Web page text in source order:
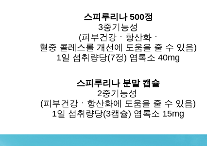
스피루리나 500정
3중기능성
(피부건강ㆍ항산화ㆍ
혈중 콜레스롤 개선에 도움을 줄 수 있음)
1일 섭취량당(7정) 엽록소 40mg
스피루리나 분말 캡슐
2중기능성
(피부건강ㆍ항산화에 도움을 줄 수 있음)
1일 섭취량당(3캡슐) 엽록소 15mg